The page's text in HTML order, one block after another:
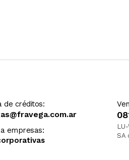
de créditos:
empresas:
SA